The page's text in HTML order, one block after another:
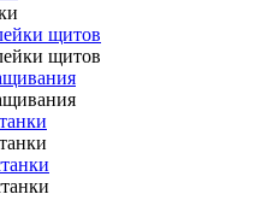
щитов
щитов